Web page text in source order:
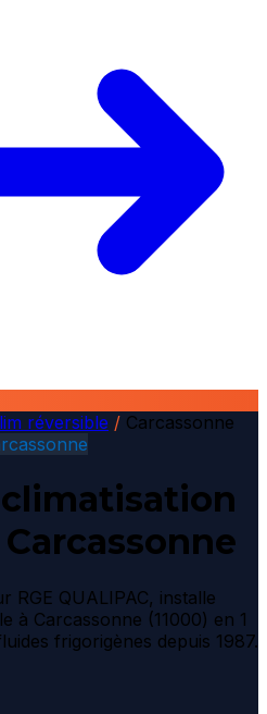
réversible / Carcassonne
RGE QUALIPAC, installe
à Carcassonne (11000) en 1
frigorigènes depuis 1987.